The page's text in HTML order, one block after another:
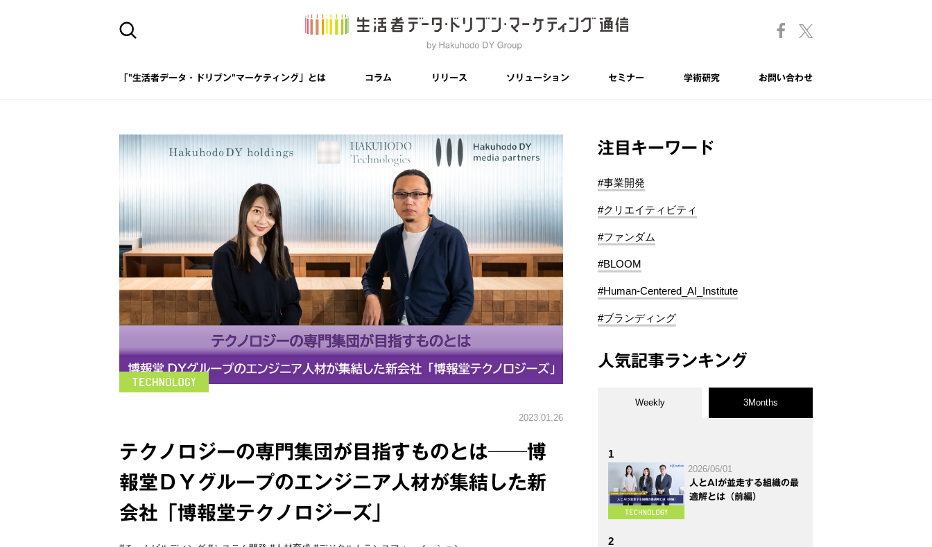
「"生活者データ・ドリブン"マーケティング」とは コラム リリース ソリューション セミナー 学術研究 お問い合わせ
2023.01.26
テクノロジーの専門集団が目指すものとは──博
報堂ＤＹグループのエンジニア人材が集結した新
会社「博報堂テクノロジーズ」
注目キーワード
#事業開発
#クリエイティビティ
#ファンダム
#BLOOM
#Human-Centered_AI_Institute
#ブランディング
人気記事ランキング
Weekly 3Months
1
2026/06/01
人とAIが並走する組織の最
適解とは（前編）
2